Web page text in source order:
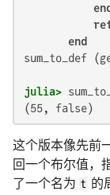
end
end
sum_to_def
julia>
(55, false)
这个版本像先前
回一个布尔值，
了一个名为 t 的